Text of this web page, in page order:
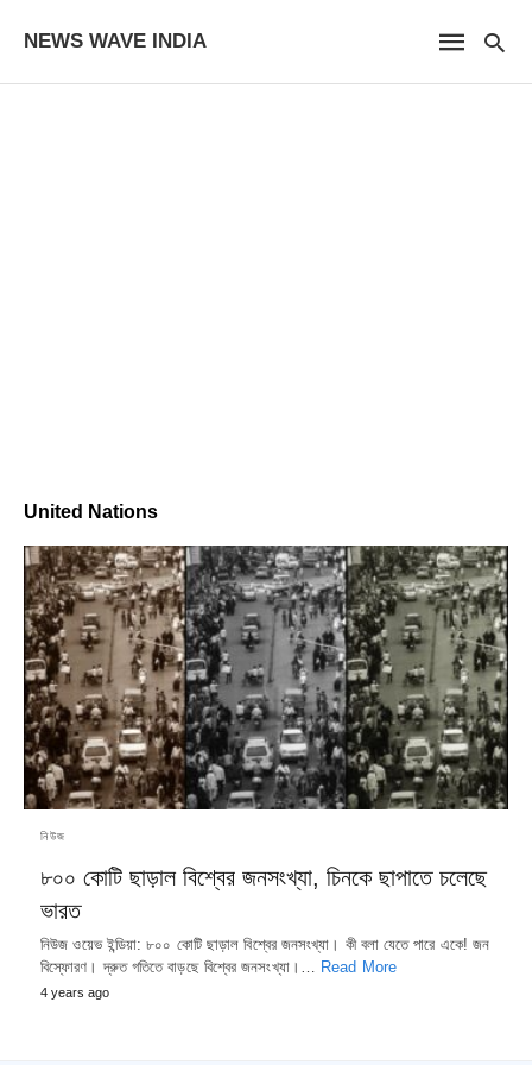
NEWS WAVE INDIA
United Nations
নিউজ
৮০০ কোটি ছাড়াল বিশ্বের জনসংখ্যা, চিনকে ছাপাতে চলেছে
ভারত
নিউজ ওয়েভ ইন্ডিয়া: ৮০০ কোটি ছাড়াল বিশ্বের জনসংখ্যা। কী বলা যেতে পারে একে! জন
বিস্ফোরণ। দ্রুত গতিতে বাড়ছে বিশ্বের জনসংখ্যা।… Read More
4 years ago